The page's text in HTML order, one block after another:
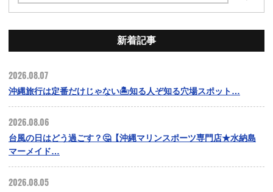
新着記事
2026.08.07
沖縄旅行は定番だけじゃない🏝️知る人ぞ知る穴場スポット…
2026.08.06
台風の日はどう過ごす？🤔【沖縄マリンスポーツ専門店★水納島
マーメイド…
2026.08.05